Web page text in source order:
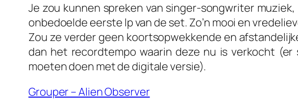
Je zou kunnen spreken van singer-songwriter
onbedoelde eerste lp van de set. Zo’n mooi en
Zou ze verder geen koortsopwekkende en
dan het recordtempo waarin deze nu is verkocht
moeten doen met de digitale versie).
Grouper – Alien Observer